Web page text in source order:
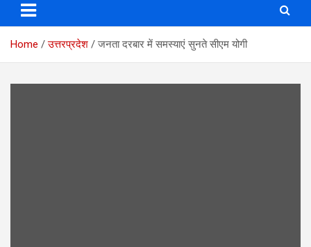
Home उत्तरप्रदेश जनता दरबार में समस्याएं सुनते सीएम योगी